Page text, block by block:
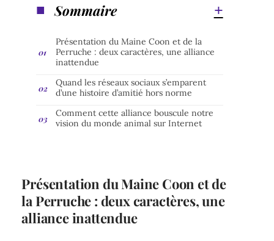
Sommaire
Présentation du Maine Coon et de la
Perruche : deux caractères, une alliance
inattendue
Quand les réseaux sociaux s’emparent
d’une histoire d’amitié hors norme
Comment cette alliance bouscule notre
vision du monde animal sur Internet
Présentation du Maine Coon et de
la Perruche : deux caractères, une
alliance inattendue